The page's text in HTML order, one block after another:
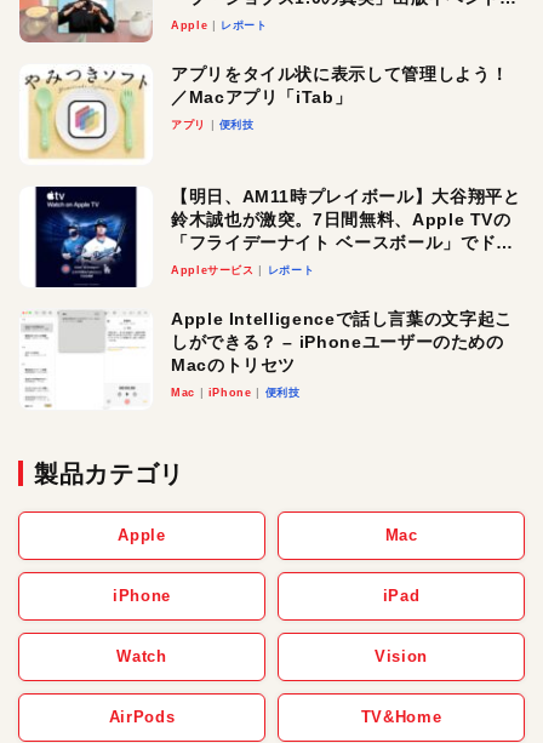
ポ
Apple レポート
アプリをタイル状に表示して管理しよう！
／Macアプリ「iTab」
アプリ 便利技
【明日、AM11時プレイボール】大谷翔平と
鈴木誠也が激突。7日間無料、Apple TVの
「フライデーナイト ベースボール」でドジ
ャース・カブス戦をチェック
Appleサービス レポート
Apple Intelligenceで話し言葉の文字起こ
しができる？ – iPhoneユーザーのための
Macのトリセツ
Mac iPhone 便利技
製品カテゴリ
Apple Mac
iPhone iPad
Watch Vision
AirPods TV&Home